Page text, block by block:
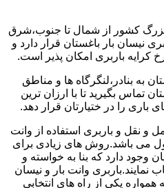
کشور از شمال تا جنوب،شرق
بار باغستان قرار دارد و
کرایه باربری امکان پذیر است.
به بنادر،لنگرگاه ها و مناطق
تماس بگیرید تا با ارزان ترین
باری را در ختیارتان قرار دهد.
و نقل و باربری استفاده از وانت
می باشد.روش های زیادی برای
وجود دارد که بنا به خواسته و
نمایند.باربری وانت بار و نیسان
یکی از راه های انتخابی